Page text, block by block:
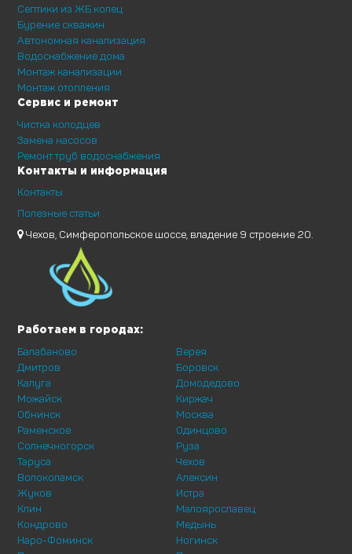
Септики из ЖБ колец
Бурение скважин
Автономная канализация
Водоснабжение дома
Монтаж канализации
Монтаж отопления
Сервис и ремонт
Чистка колодцев
Замена насосов
Ремонт труб водоснабжения
Контакты и информация
Контакты
Полезные статьи
Чехов, Симферопольское шоссе, владение 9 строение 20.
Работаем в городах:
Балабаново
Дмитров
Калуга
Можайск
Обнинск
Раменское
Солнечногорск
Таруса
Верея
Боровск
Домодедово
Киржач
Москва
Одинцово
Руза
Чехов
Волоколамск
Жуков
Клин
Кондрово
Наро-Фоминск
Алексин
Истра
Малоярославец
Медынь
Ногинск